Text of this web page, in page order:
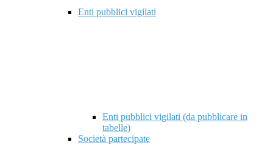
Enti pubblici vigilati
Enti pubblici vigilati (da pubblicare in
tabelle)
Società partecipate